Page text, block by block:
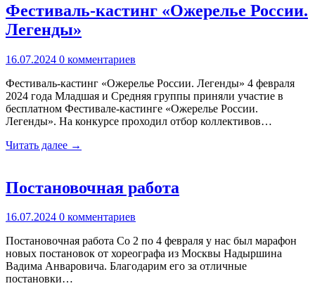
Фестиваль-кастинг «Ожерелье России.
Легенды»
16.07.2024 0 комментариев
Фестиваль-кастинг «Ожерелье России. Легенды» 4 февраля
2024 года Младшая и Средняя группы приняли участие в
бесплатном Фестивале-кастинге «Ожерелье России.
Легенды». На конкурсе проходил отбор коллективов…
Читать далее →
Постановочная работа
16.07.2024 0 комментариев
Постановочная работа Со 2 по 4 февраля у нас был марафон
новых постановок от хореографа из Москвы Надыршина
Вадима Анваровича. Благодарим его за отличные
постановки…